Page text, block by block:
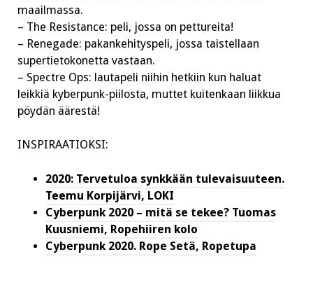
maailmassa.
– The Resistance: peli, jossa on pettureita!
– Renegade: pakankehityspeli, jossa taistellaan
supertietokonetta vastaan.
– Spectre Ops: lautapeli niihin hetkiin kun haluat
leikkiä kyberpunk-piilosta, muttet kuitenkaan liikkua
pöydän äärestä!
INSPIRAATIOKSI:
2020: Tervetuloa synkkään tulevaisuuteen.
Teemu Korpijärvi, LOKI
Cyberpunk 2020 – mitä se tekee? Tuomas
Kuusniemi, Ropehiiren kolo
Cyberpunk 2020. Rope Setä, Ropetupa